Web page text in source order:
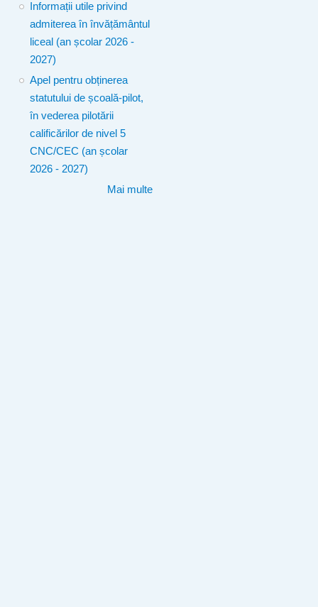
Informații utile privind
admiterea în învățământul
liceal (an școlar 2026 -
2027)
Apel pentru obținerea
statutului de școală-pilot,
în vederea pilotării
calificărilor de nivel 5
CNC/CEC (an școlar
2026 - 2027)
Mai multe